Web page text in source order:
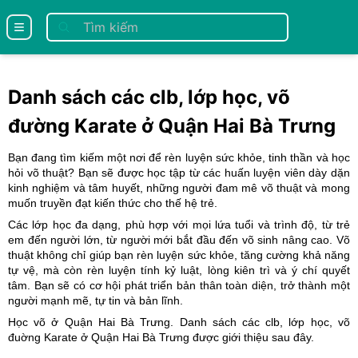
menu
Danh sách các clb, lớp học, võ
đường Karate ở Quận Hai Bà Trưng
Bạn đang tìm kiếm một nơi để rèn luyện sức khỏe, tinh thần và học
hỏi võ thuật? Bạn sẽ được học tập từ các huấn luyện viên dày dặn
kinh nghiệm và tâm huyết, những người đam mê võ thuật và mong
muốn truyền đạt kiến thức cho thế hệ trẻ.
Các lớp học đa dạng, phù hợp với mọi lứa tuổi và trình độ, từ trẻ
em đến người lớn, từ người mới bắt đầu đến võ sinh nâng cao. Võ
thuật không chỉ giúp bạn rèn luyện sức khỏe, tăng cường khả năng
tự vệ, mà còn rèn luyện tính kỷ luật, lòng kiên trì và ý chí quyết
tâm. Bạn sẽ có cơ hội phát triển bản thân toàn diện, trở thành một
người mạnh mẽ, tự tin và bản lĩnh.
Học võ ở Quận Hai Bà Trưng. Danh sách các clb, lớp học, võ
đuờng Karate ở Quận Hai Bà Trưng được giới thiệu sau đây.